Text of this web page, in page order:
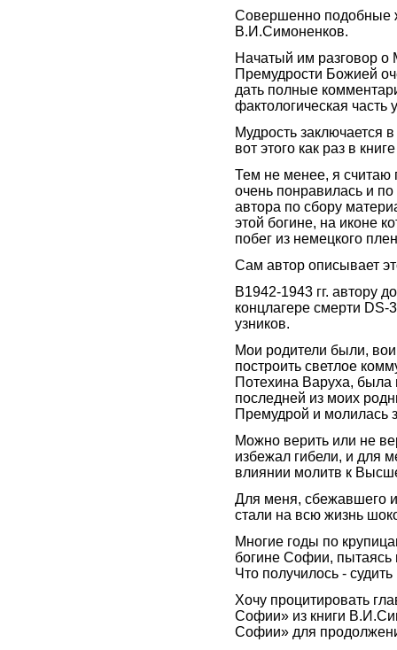
Совершенно подобные
В.И.Симоненков.
Начатый им разговор
Премудрости Божией
дать полные
фактологическая часть
Мудрость заключается
вот этого как раз в книге
Тем не менее, я считаю
очень понравилась и по
автора по сбору
этой богине, на иконе
побег из немецкого
Сам автор описывает
В1942-1943 гг. автору
концлагере смерти DS-
узников.
Мои родители были,
построить светлое
Потехина Варуха,
последней из моих
Премудрой и молилась
Можно верить или не
избежал гибели, и для
влиянии молитв к
Для меня, сбежавшего
стали на всю жизнь
Многие годы по
богине Софии, пытаясь
Что получилось -
Хочу процитировать
Софии» из книги
Софии» для